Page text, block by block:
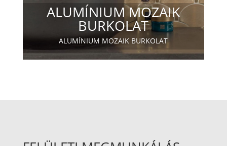
ALUMÍNIUM MOZAIK
BURKOLAT
ALUMÍNIUM MOZAIK BURKOLAT